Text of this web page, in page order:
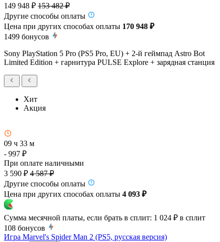
149 948 ₽ 153 482 ₽
Другие способы оплаты
Цена при других способах оплаты 170 948 ₽
1499 бонусов
Sony PlayStation 5 Pro (PS5 Pro, EU) + 2-й геймпад Astro Bot
Limited Edition + гарнитура PULSE Explore + зарядная станция
Хит
Акция
09 ч 33 м
- 997 ₽
При оплате наличными
3 590 ₽ 4 587 ₽
Другие способы оплаты
Цена при других способах оплаты 4 093 ₽
Сумма месячной платы, если брать в сплит: 1 024 ₽ в сплит
108 бонусов
Игра Marvel's Spider Man 2 (PS5, русская версия)